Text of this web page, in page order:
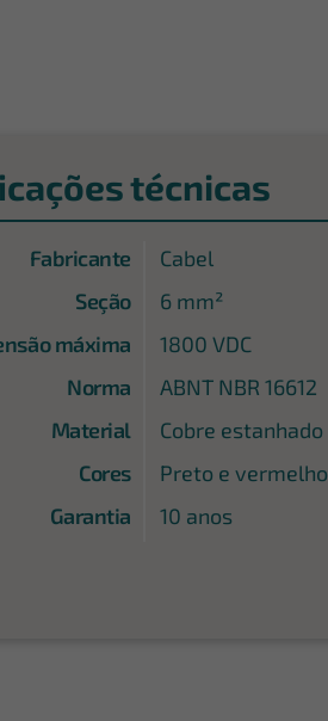
técnicas
Fabricante
Cabel
Seção
6 mm²
máxima
1800 VDC
Norma
ABNT NBR 16612
Material
Cobre estanhado
Cores
Preto e vermelho
Garantia
10 anos